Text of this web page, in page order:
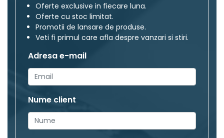
Oferte exclusive in fiecare luna.
Oferte cu stoc limitat.
Promotii de lansare de produse.
Veti fi primul care afla despre vanzari si stiri.
Adresa e-mail
Nume client